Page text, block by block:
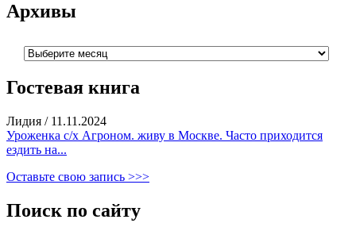
Архивы
Архивы
Гостевая книга
Лидия / 11.11.2024
Уроженка с/х Агроном. живу в Москве. Часто приходится
ездить на...
Оставьте свою запись >>>
Поиск по сайту